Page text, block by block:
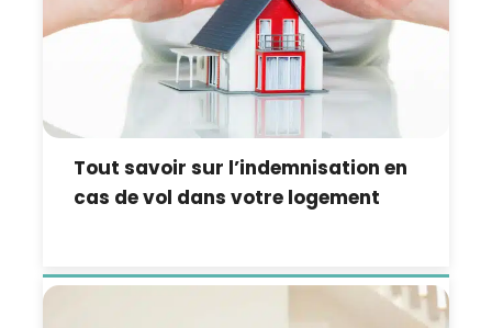
Tout savoir sur l’indemnisation en
cas de vol dans votre logement